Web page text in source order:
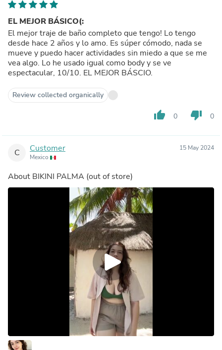
EL MEJOR BÁSICO(:
El mejor traje de baño completo que tengo! Lo tengo
desde hace 2 años y lo amo. Es súper cómodo, nada se
mueve y puedo hacer actividades sin miedo a que se me
vea algo. Lo he usado igual como body y se ve
espectacular, 10/10. EL MEJOR BÁSCIO.
Review collected organically
thumb_up 0 thumb_down 0
C Customer
Mexico
15 May 2024
About BIKINI PALMA (out of store)